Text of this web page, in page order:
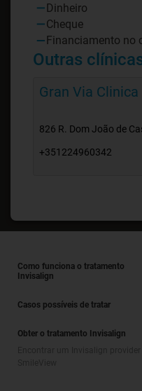
Dinheiro
Cheque
Financiamento no
Outras
Gran Via
826 R. Dom João de
+351224960342
Como funciona o tratamento
Invisalign
Casos possíveis de tratar
Obter o tratamento Invisalign